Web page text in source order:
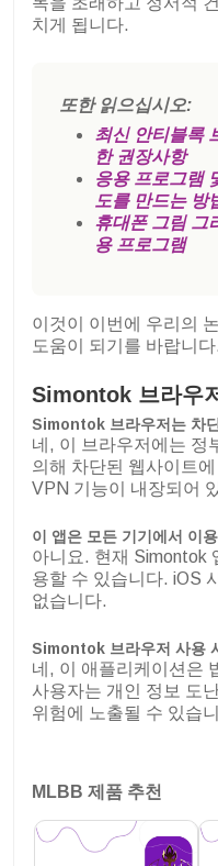
치게 됩니다.
또한 읽으십시오:
최신 안티블록
한 권장사항
응용 프로그램
도를 만드는 방
휴대폰 그림 그
용 프로그램
이것이 이번에 우리의
도움이 되기를 바랍니다.
Simontok 브라우
Simontok 브라우저는 차
네, 이 브라우저에는 정
의해 차단된 웹사이트
VPN 기능이 내장되어
이 앱은 모든 기기에서 이
아니요. 현재 Simontok
용할 수 있습니다. iOS
없습니다.
Simontok 브라우저 사용
네, 이 애플리케이션은
사용자는 개인 정보 도
위험에 노출될 수 있습
MLBB 제품 추천